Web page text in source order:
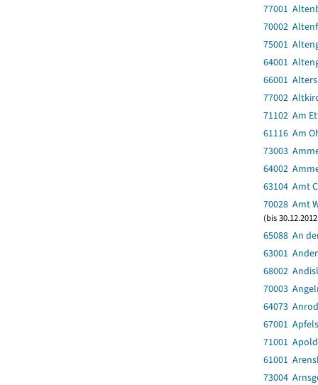
77001
70002
75001
64001
66001
77002
71102 Am
61116 Am
73003
64002
63104 Amt
70028 Amt
(bis
65088 An
63001
68002
70003
64073
67001
71001
61001
73004